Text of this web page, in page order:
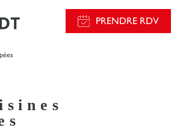
PRENDRE RDV